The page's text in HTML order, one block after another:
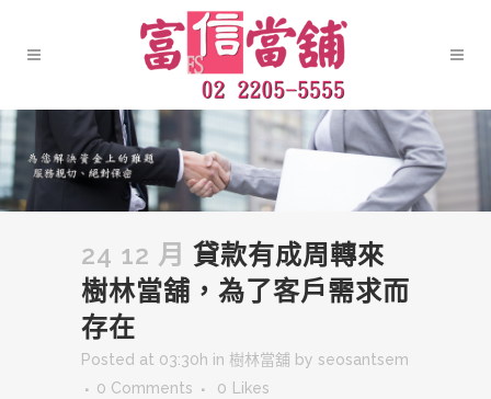
24 12 月 貸款有成周轉來
樹林當舖，為了客戶需求而
存在
Posted at 03:30h in 樹林當舖 by seosantsem
0 Comments
0 Likes